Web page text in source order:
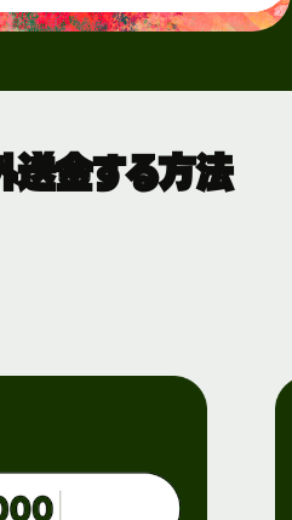
送金する方法